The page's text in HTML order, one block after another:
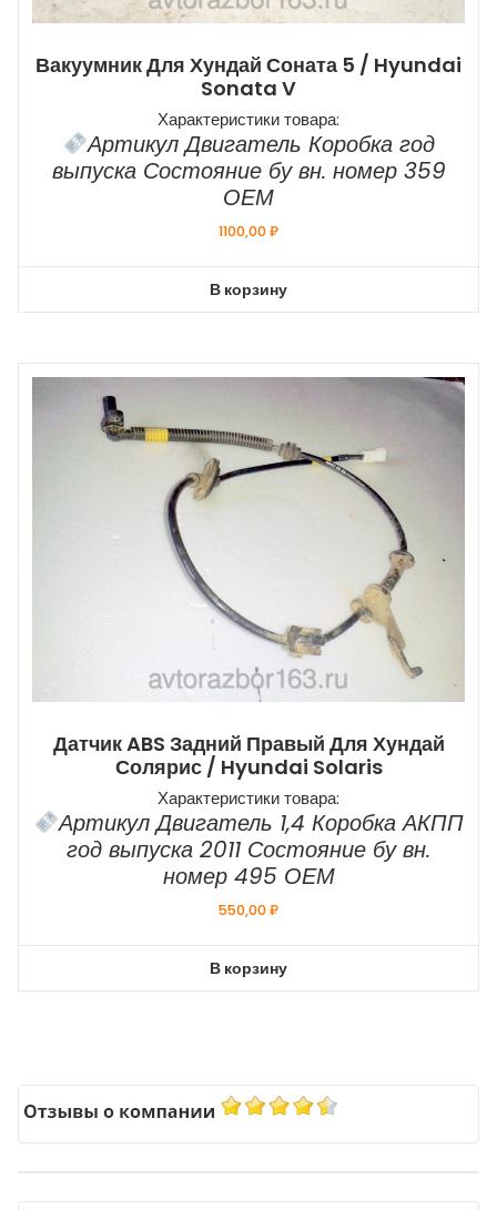
Вакуумник Для Хундай Соната 5 / Hyundai
Sonata V
Характеристики товара:
Артикул Двигатель Коробка год
выпуска Состояние бу вн. номер 359
ОЕМ
1100,00₽
В корзину
Датчик ABS Задний Правый Для Хундай
Солярис / Hyundai Solaris
Характеристики товара:
Артикул Двигатель 1,4 Коробка АКПП
год выпуска 2011 Состояние бу вн.
номер 495 ОЕМ
550,00₽
В корзину